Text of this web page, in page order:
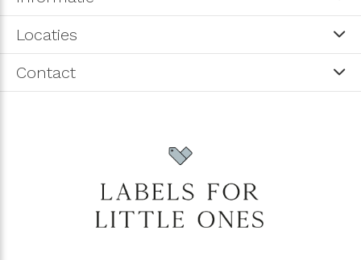
Locaties
Contact